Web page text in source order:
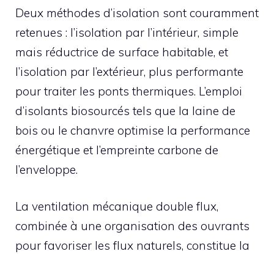
Deux méthodes d’isolation sont couramment
retenues : l’isolation par l’intérieur, simple
mais réductrice de surface habitable, et
l’isolation par l’extérieur, plus performante
pour traiter les ponts thermiques. L’emploi
d’isolants biosourcés tels que la laine de
bois ou le chanvre optimise la performance
énergétique et l’empreinte carbone de
l’enveloppe.
La ventilation mécanique double flux,
combinée à une organisation des ouvrants
pour favoriser les flux naturels, constitue la